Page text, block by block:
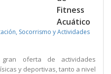
Fitness
Acuático
Socorrismo y Actividades
oferta de actividades
y deportivas, tanto a nivel